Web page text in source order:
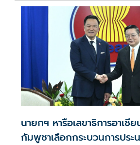
นายกฯ หารือเลขาธิการอาเซี
กัมพูชาเลือกกระบวนการปร